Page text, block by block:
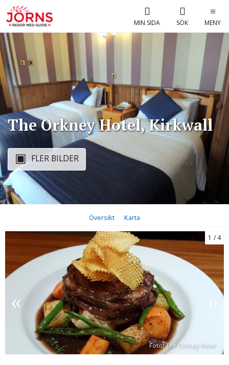
MIN SIDA SÖK MENY
The Orkney Hotel, Kirkwall
FLER BILDER
Översikt Karta
Foto: The Orkney Hotel
1 4